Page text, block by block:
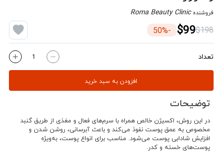
فروشنده Roma Beauty Clinic
$198
$99
-50%
تعداد
افزودن به سبد خرید
توضیحات
در این روش، اکسیژن خالص همراه با سرم‌های فعال و مغذی از طریق گنبد
مخصوص به عمق پوست نفوذ می‌کند و باعث آبرسانی، روشن شدن و
افزایش شادابی پوست می‌شود. مناسب برای انواع پوست، به‌ویژه
پوست‌های خسته و کدر.